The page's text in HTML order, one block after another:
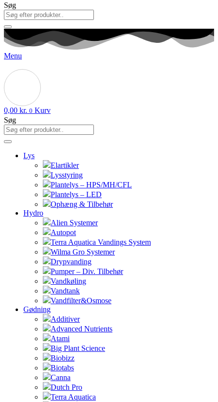
Søg
Menu
0,00 kr. 0 Kurv
Søg
Lys
Elartikler
Lysstyring
Plantelys – HPS/MH/CFL
Plantelys – LED
Ophæng & Tilbehør
Hydro
Alien Systemer
Autopot
Terra Aquatica Vandings System
Wilma Gro Systemer
Drypvanding
Pumper – Div. Tilbehør
Vandkøling
Vandtank
Vandfilter&Osmose
Gødning
Additiver
Advanced Nutrients
Atami
Big Plant Science
Biobizz
Biotabs
Canna
Dutch Pro
Terra Aquatica